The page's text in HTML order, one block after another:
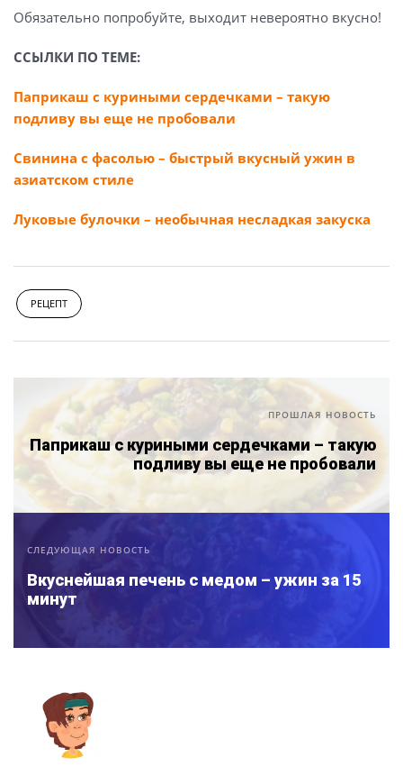
Обязательно попробуйте, выходит невероятно вкусно!
ССЫЛКИ ПО ТЕМЕ:
Паприкаш с куриными сердечками – такую
подливу вы еще не пробовали
Свинина с фасолью – быстрый вкусный ужин в
азиатском стиле
Луковые булочки – необычная несладкая закуска
РЕЦЕПТ
ПРОШЛАЯ НОВОСТЬ
Паприкаш с куриными сердечками – такую
подливу вы еще не пробовали
СЛЕДУЮЩАЯ НОВОСТЬ
Вкуснейшая печень с медом – ужин за 15
минут